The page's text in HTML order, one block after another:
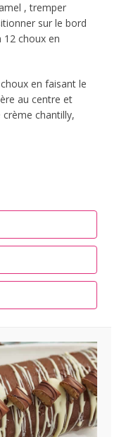
, tremper
sur le bord
12 choux en
en faisant le
au centre et
chantilly,